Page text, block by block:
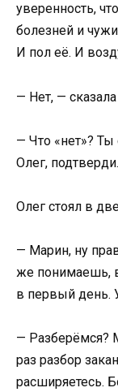
уверенность,
болезней и
И пол её. И
— Нет, —
— Что «нет»?
Олег,
Олег стоял в
— Марин, ну
же понимаешь,
в первый день.
— Разберёмся?
раз разбор
расширяетесь.